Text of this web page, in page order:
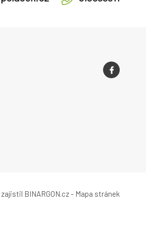
zajistil BINARGON.cz- Mapa stránek